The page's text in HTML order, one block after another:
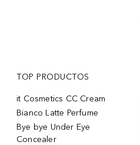
TOP PRODUCTOS
it Cosmetics CC Cream
Bianco Latte Perfume
Bye bye Under Eye
Concealer